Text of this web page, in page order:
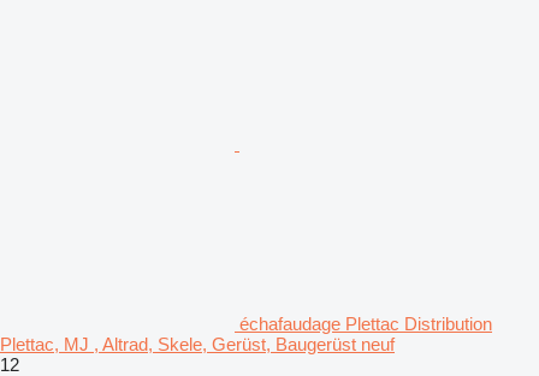
échafaudage Plettac Distribution
Plettac, MJ , Altrad, Skele, Gerüst, Baugerüst neuf
12